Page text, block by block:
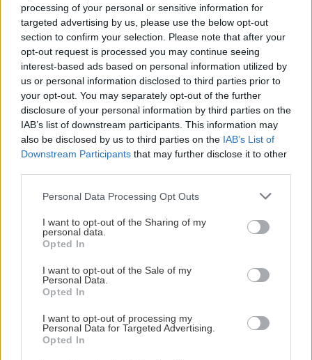
processing of your personal or sensitive information for
targeted advertising by us, please use the below opt-out
section to confirm your selection. Please note that after your
opt-out request is processed you may continue seeing
interest-based ads based on personal information utilized by
us or personal information disclosed to third parties prior to
your opt-out. You may separately opt-out of the further
disclosure of your personal information by third parties on the
IAB’s list of downstream participants. This information may
also be disclosed by us to third parties on the IAB’s List of
Downstream Participants that may further disclose it to other
Please note that this website/app uses one or more Google
not limited to your visit or usage behaviour. You may click to
grant or deny consent to Google and its third-party tags to
use your data for below specified purposes in below Google
consent section.
Personal Data Processing Opt Outs
I want to opt-out of the Sharing of my
personal data.
Opted In
I want to opt-out of the Sale of my
Personal Data.
Opted In
I want to opt-out of processing my
Personal Data for Targeted Advertising.
Opted In
Hör i spelaren ovan vad Oliver Styf, Samuel Jonsson
och Olli Vainio säger om det första ispasset.
AIK HOCKEY
LÄS NÄSTA